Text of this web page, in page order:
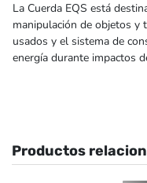
La Cuerda EQS está
manipulación de objetos y
usados y el sistema de
energía durante impactos
Productos